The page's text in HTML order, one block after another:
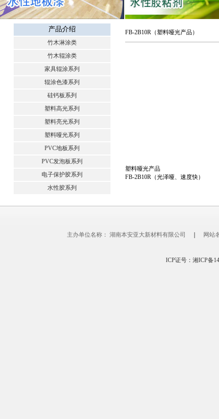
产品介绍
竹木淋涂类
竹木辊涂类
家具辊涂系列
辊涂色漆系列
硅钙板系列
塑料高光系列
塑料亮光系列
塑料哑光系列
PVC地板系列
PVC发泡板系列
电子保护胶系列
水性胶系列
FB-2B10R（塑料哑光产品）
塑料哑光产品
FB-2B10R（光泽哑、速度快）
主办单位名称： 湖南本安亚大新材料有限公司 网站
ICP证号：湘ICP备